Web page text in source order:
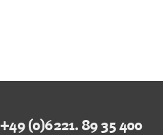
+49 (0)6221. 89 35 400